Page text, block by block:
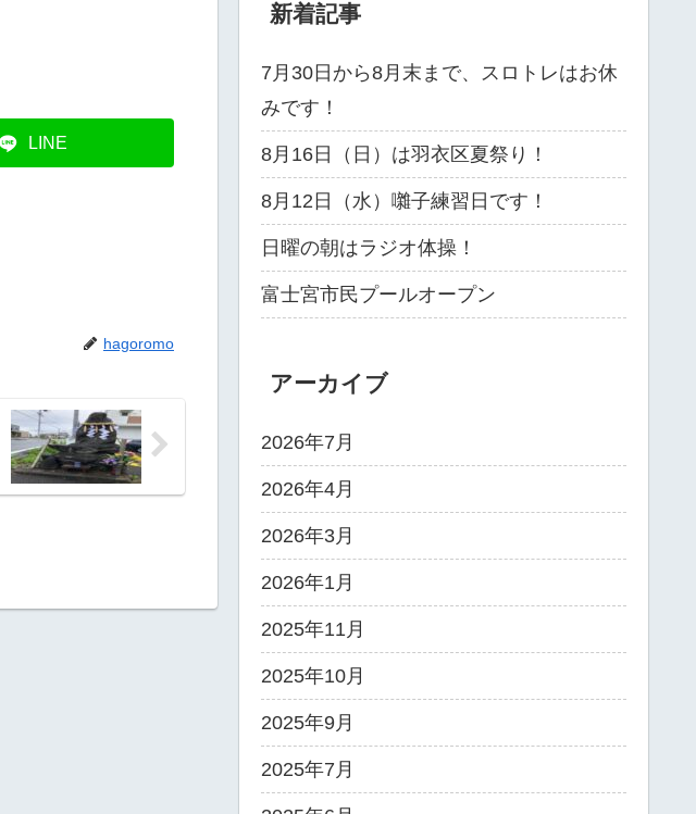
LINE
hagoromo
新着記事
7月30日から8月末まで、スロトレはお休
みです！
8月16日（日）は羽衣区夏祭り！
8月12日（水）囃子練習日です！
日曜の朝はラジオ体操！
富士宮市民プールオープン
アーカイブ
2026年7月
2026年4月
2026年3月
2026年1月
2025年11月
2025年10月
2025年9月
2025年7月